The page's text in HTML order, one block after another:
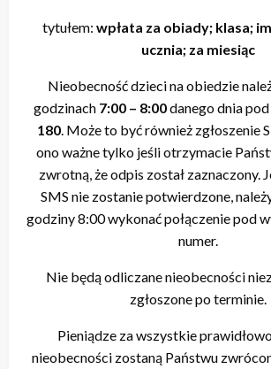
tytułem: wpłata za obiady; klasa;
ucznia; za miesiąc
Nieobecność dzieci na obiedzie
godzinach 7:00 – 8:00danego dnia
180. Może to być również zgłoszenie
ono ważne tylko jeśli otrzymacie
zwrotną, że odpis został zaznaczony.
SMS nie zostanie potwierdzone,
godziny 8:00 wykonać połączenie pod
numer.
Nie będą odliczane nieobecności
zgłoszone po terminie.
Pieniądze za wszystkie
nieobecności zostaną Państwu